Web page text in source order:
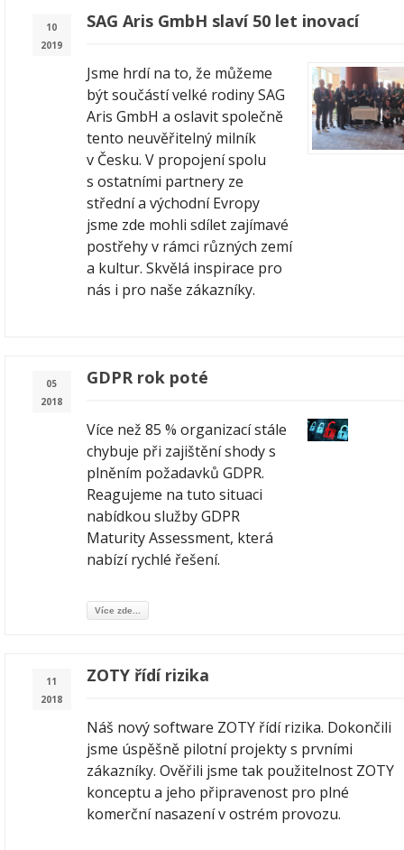
10
2019
SAG Aris GmbH slaví 50 let inovací
Jsme hrdí na to, že můžeme
být součástí velké rodiny SAG
Aris GmbH a oslavit společně
tento neuvěřitelný milník
v Česku. V propojení spolu
s ostatními partnery ze
střední a východní Evropy
jsme zde mohli sdílet zajímavé
postřehy v rámci různých zemí
a kultur. Skvělá inspirace pro
nás i pro naše zákazníky.
05
2018
GDPR rok poté
Více než 85 % organizací stále
chybuje při zajištění shody s
plněním požadavků GDPR.
Reagujeme na tuto situaci
nabídkou služby GDPR
Maturity Assessment, která
nabízí rychlé řešení.
Více zde...
11
2018
ZOTY řídí rizika
Náš nový software ZOTY řídí rizika. Dokončili
jsme úspěšně pilotní projekty s prvními
zákazníky. Ověřili jsme tak použitelnost ZOTY
konceptu a jeho připravenost pro plné
komerční nasazení v ostrém provozu.